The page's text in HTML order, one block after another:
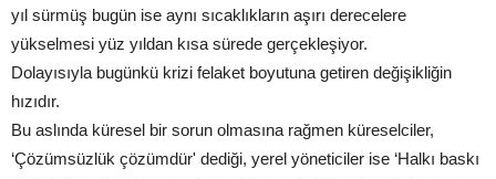
yıl sürmüş bugün ise aynı sıcaklıkların aşırı derecelere
yükselmesi yüz yıldan kısa sürede gerçekleşiyor.
Dolayısıyla bugünkü krizi felaket boyutuna getiren değişikliğin
hızıdır.
Bu aslında küresel bir sorun olmasına rağmen küreselciler,
‘Çözümsüzlük çözümdür' dediği, yerel yöneticiler ise ‘Halkı baskı